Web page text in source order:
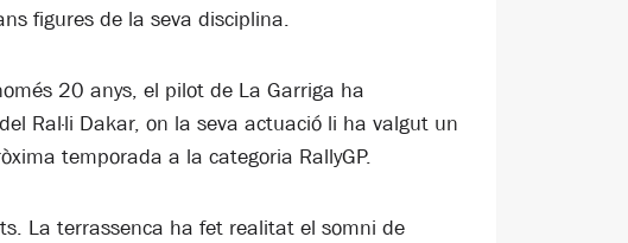
figures de la seva disciplina.
20 anys, el pilot de La Garriga ha
Ral·li Dakar, on la seva actuació li ha valgut un
temporada a la categoria RallyGP.
La terrassenca ha fet realitat el somni de